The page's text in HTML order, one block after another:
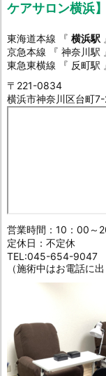
ケアサロン横浜】
東海道本線 『 横浜駅
京急本線 『 神奈川駅
東急東横線 『 反町駅
〒221-0834
横浜市神奈川区台町
営業時間：10：00～
定休日：不定休
TEL:045-654-9047
（施術中はお電話に